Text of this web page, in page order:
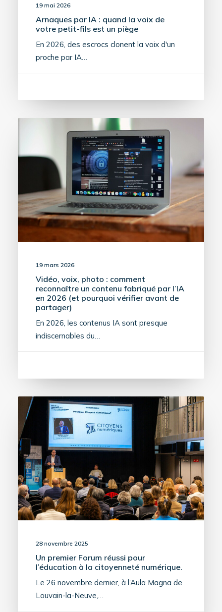
19 mai 2026
Arnaques par IA : quand la voix de
votre petit-fils est un piège
En 2026, des escrocs clonent la voix d'un
proche par IA…
19 mars 2026
Vidéo, voix, photo : comment
reconnaître un contenu fabriqué par l’IA
en 2026 (et pourquoi vérifier avant de
partager)
En 2026, les contenus IA sont presque
indiscernables du…
28 novembre 2025
Un premier Forum réussi pour
l’éducation à la citoyenneté numérique.
Le 26 novembre dernier, à l’Aula Magna de
Louvain-la-Neuve,…